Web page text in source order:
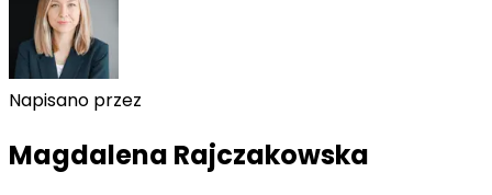
Napisano przez
Magdalena Rajczakowska